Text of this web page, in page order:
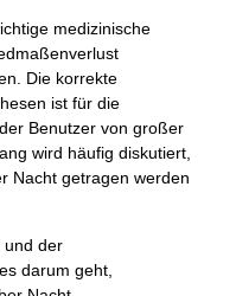
medizinische
Die korrekte
ist für die
Benutzer von großer
wird häufig diskutiert,
Nacht getragen werden
und der
darum geht,